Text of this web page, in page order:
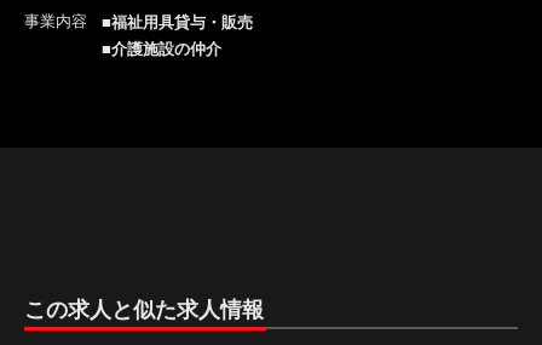
事業内容
■福祉用具貸与・販売
■介護施設の仲介
この求人と似た求人情報